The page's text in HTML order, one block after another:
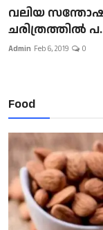
വലിയ
ചരിത്രത്തിൽ
Admin Feb 6, 2019 0
Food